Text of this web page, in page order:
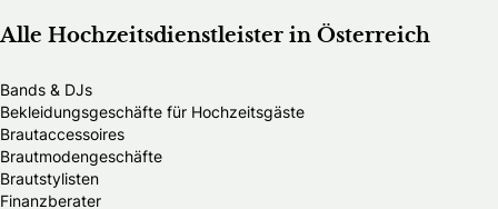
Alle Hochzeitsdienstleister in Österreich
Bands & DJs
Bekleidungsgeschäfte für Hochzeitsgäste
Brautaccessoires
Brautmodengeschäfte
Brautstylisten
Finanzberater